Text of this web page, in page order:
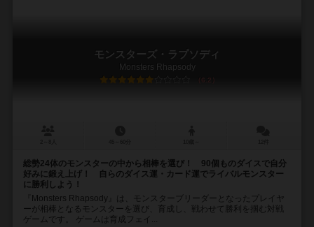
モンスターズ・ラプソディ
Monsters Rhapsody
6.2
総勢24体のモンスターの中から相棒を選び！ 90個ものダイスで自分
好みに鍛え上げ！ 自らのダイス運・カード運でライバルモンスター
に勝利しよう！
『Monsters Rhapsody』は、モンスターブリーダーとなったプレイヤ
ーが相棒となるモンスターを選び、育成し、戦わせて勝利を掴む対戦
ゲームです。 ゲームは育成フェイ...